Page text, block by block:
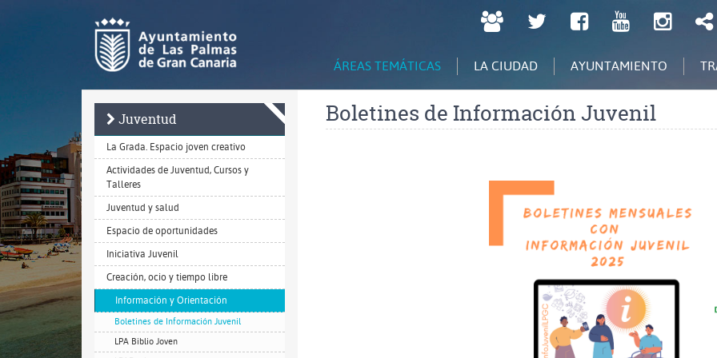
página
LPGCTwitterFacebook
Youtube
ÁREAS TEMÁTICAS LA CIUDAD AYUNTAMIENTO
Juventud
La Grada. Espacio joven creativo
Actividades de Juventud, Cursos y
Talleres
Juventud y salud
Espacio de oportunidades
Iniciativa Juvenil
Creación, ocio y tiempo libre
Información y Orientación
Boletines de Información Juvenil
LPA Biblio Joven
Boletines de Información Juvenil